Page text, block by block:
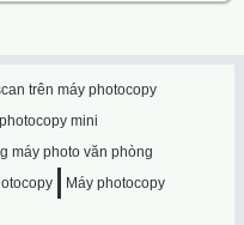
trên máy photocopy
mini
máy photo văn phòng
Máy photocopy